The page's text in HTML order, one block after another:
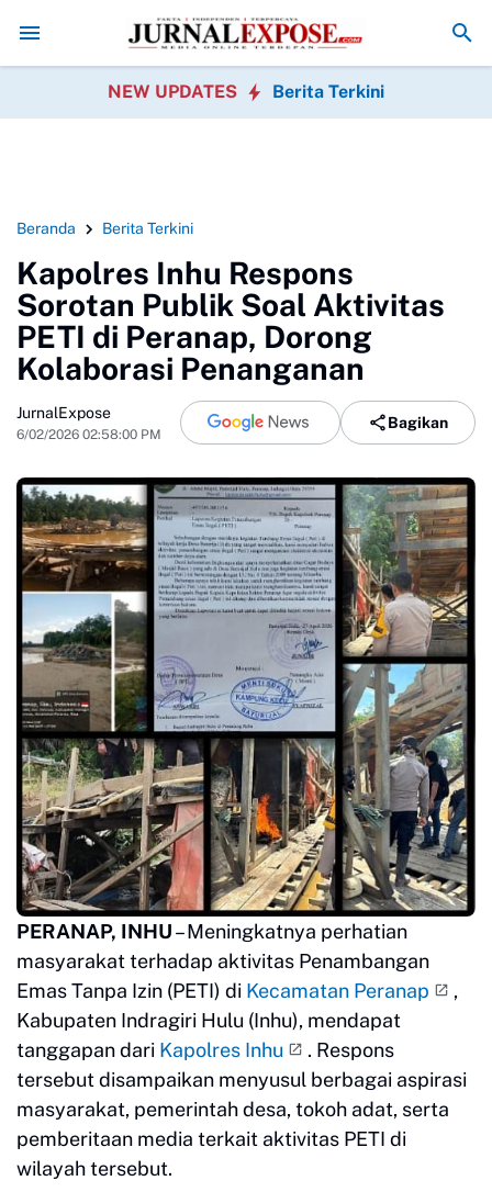
Nias Dampingi Gubernur Sumut Tinjau Lahewa HUT ke-23, PPAD
NEW UPDATES Berita Terkini
Beranda Berita Terkini
Kapolres Inhu Respons
Sorotan Publik Soal Aktivitas
PETI di Peranap, Dorong
Kolaborasi Penanganan
JurnalExpose
6/02/2026 02:58:00 PM
Bagikan
PERANAP, INHU– Meningkatnya perhatian
masyarakat terhadap aktivitas Penambangan
Emas Tanpa Izin (PETI) di Kecamatan Peranap
,
Kabupaten Indragiri Hulu (Inhu), mendapat
tanggapan dari Kapolres Inhu
. Respons
tersebut disampaikan menyusul berbagai aspirasi
masyarakat, pemerintah desa, tokoh adat, serta
pemberitaan media terkait aktivitas PETI di
wilayah tersebut.